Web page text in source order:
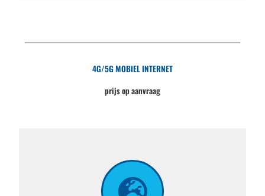
4G/5G MOBIEL INTERNET
prijs op aanvraag